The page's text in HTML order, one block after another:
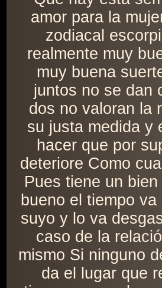
amor para la
zodiacal
realmente muy
muy buena
juntos no se dan
dos no valoran la
su justa medida y
hacer que por
deteriore Como
Pues tiene un
bueno el tiempo
suyo y lo va
caso de la
mismo Si ninguno
da el lugar que